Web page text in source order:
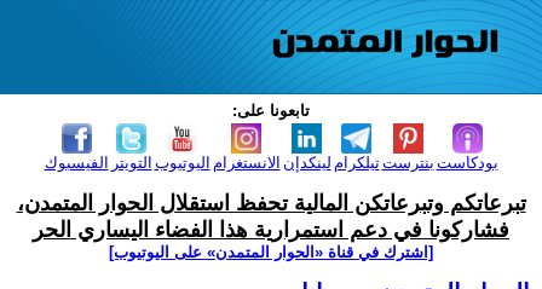
تابعونا على:
الفيسبوك التويتر اليوتيوب الانستغرام لينكدإن تيلكرامبنترست بودكاست
تبرعاتكم وتبرعاتكن المالية تحفظ استقلال الحوار المتمدن،
فشاركونا في دعم استمرارية هذا الفضاء اليساري الحر
[اشترك في قناة ‫«الحوار المتمدن» على اليوتيوب]